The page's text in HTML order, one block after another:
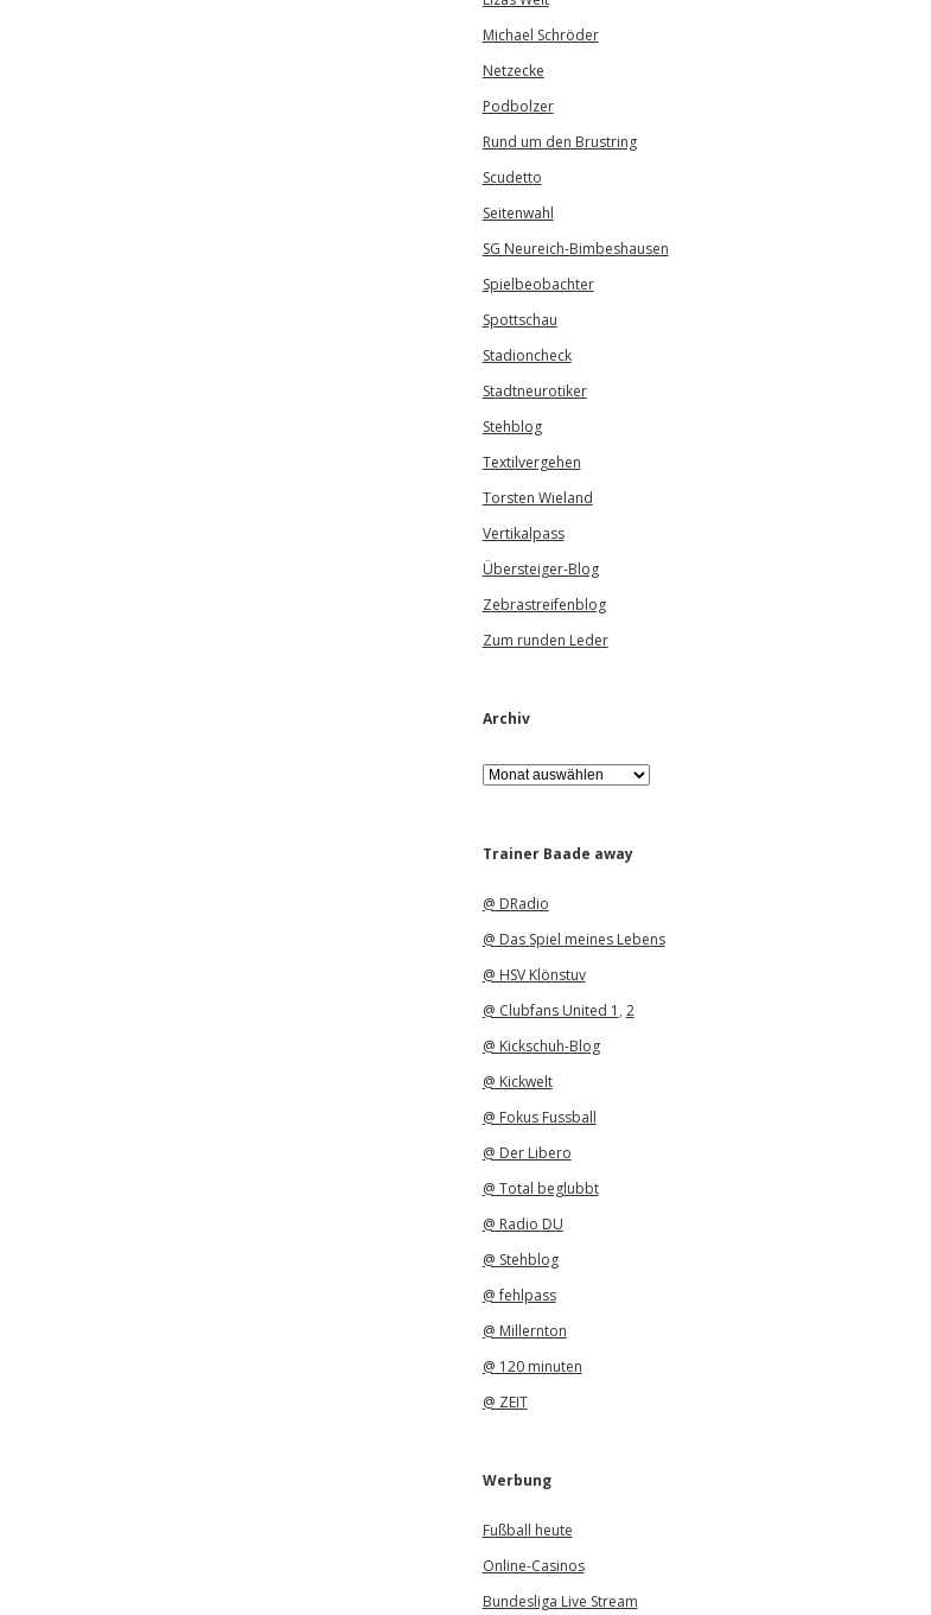
Michael Schröder
Netzecke
Podbolzer
Rund um den Brustring
Scudetto
Seitenwahl
SG Neureich-Bimbeshausen
Spielbeobachter
Spottschau
Stadioncheck
Stadtneurotiker
Stehblog
Textilvergehen
Torsten Wieland
Vertikalpass
Übersteiger-Blog
Zebrastreifenblog
Zum runden Leder
Archiv
A
r
iTrainer Baade away
@ DRadio
@ Das Spiel meines Lebens
@ HSV Klönstuv
@ Clubfans United 1 , 2
@ Kickschuh-Blog
@ Kickwelt
@ Fokus Fussball
@ Der Libero
@ Total beglubbt
@ Radio DU
@ Stehblog
@ fehlpass
@ Millernton
@ 120 minuten
@ ZEIT
Werbung
Fußball heute
Online-Casinos
Bundesliga Live Stream